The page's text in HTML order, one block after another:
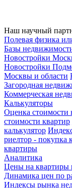
Наш научный
Полевая физика
Базы
Новостройки
Новостройки
Москвы и области
Загородная
Коммерческая
Калькуляторы
Оценка стоимости
стоимости квартир
калькулятор
риелтор - покупка
квартиры
Аналитика
Цены на квартиры
Динамика цен по
Индексы рынка